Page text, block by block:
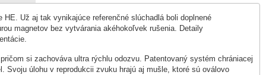
Už aj tak vynikajúce referenčné slúchadlá boli doplnené
magnetov bez vytvárania akéhokoľvek rušenia. Detaily
si zachováva ultra rýchlu odozvu. Patentovaný systém chrániacej
Svoju úlohu v reprodukcii zvuku hrajú aj mušle, ktoré sú oválovo